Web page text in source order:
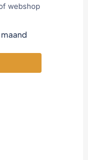
webshop